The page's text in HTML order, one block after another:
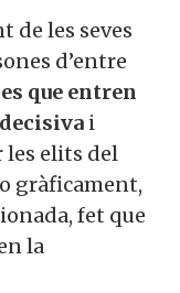
de les seves
d’entre
que entren
i
les elits del
gràficament,
fet que
la